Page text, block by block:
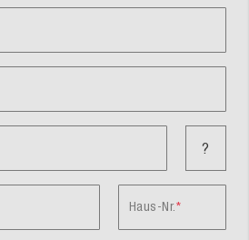
?
Haus-Nr.